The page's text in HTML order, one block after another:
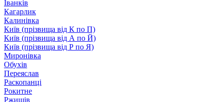
Іванків
Кагарлик
Калинівка
Київ (прізвища від К по П)
Київ (прізвища від А по Й)
Київ (прізвища від Р по Я)
Миронівка
Обухів
Переяслав
Раскопанці
Рокитне
Ржищів